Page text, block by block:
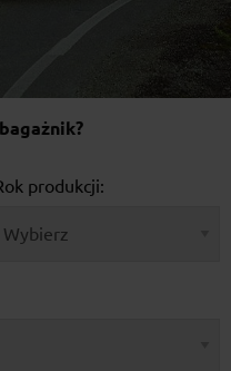
produkcji: